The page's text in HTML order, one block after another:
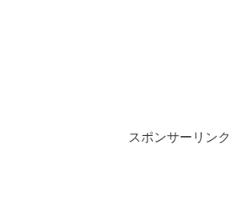
スポンサーリンク